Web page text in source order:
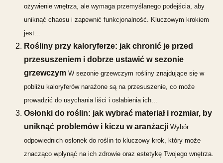
ożywienie wnętrza, ale wymaga przemyślanego podejścia, aby
uniknąć chaosu i zapewnić funkcjonalność. Kluczowym krokiem
jest...
Rośliny przy kaloryferze: jak chronić je przed
przesuszeniem i dobrze ustawić w sezonie
grzewczym W sezonie grzewczym rośliny znajdujące się w
pobliżu kaloryferów narażone są na przesuszenie, co może
prowadzić do usychania liści i osłabienia ich...
Osłonki do roślin: jak wybrać materiał i rozmiar, by
uniknąć problemów i kiczu w aranżacji Wybór
odpowiednich osłonek do roślin to kluczowy krok, który może
znacząco wpłynąć na ich zdrowie oraz estetykę Twojego wnętrza.